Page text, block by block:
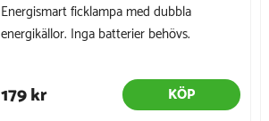
Energismart ficklampa med dubbla
energikällor. Inga batterier behövs.
179 kr KÖP